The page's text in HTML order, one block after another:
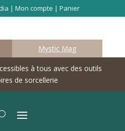
|Mon compte |Panier
Mystic Mag
à tous avec des outils
de sorcellerie